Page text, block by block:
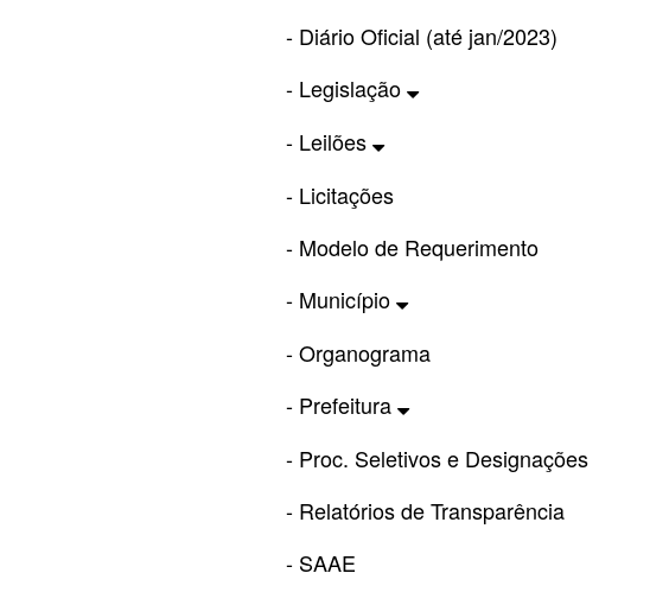
- Diário Oficial (até jan/2023)
- Legislação
- Leilões
- Licitações
- Modelo de Requerimento
- Município
- Organograma
- Prefeitura
- Proc. Seletivos e Designações
- Relatórios de Transparência
- SAAE